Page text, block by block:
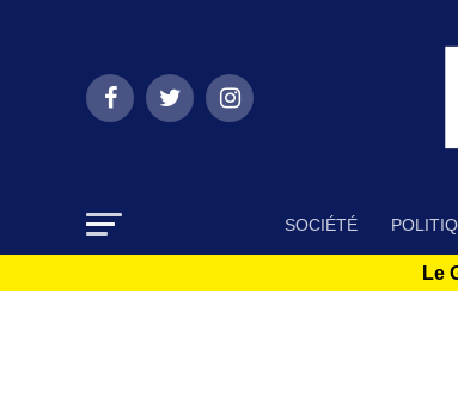
SOCIÉTÉ
Le